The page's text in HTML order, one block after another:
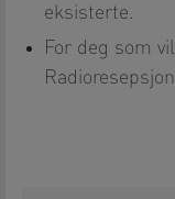
eksisterte.
For deg som